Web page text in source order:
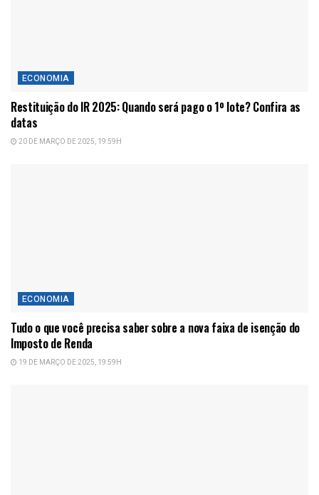
ECONOMIA
Restituição do IR 2025: Quando será pago o 1º lote? Confira as
datas
20 DE MARÇO DE 2025, 19:59H
ECONOMIA
Tudo o que você precisa saber sobre a nova faixa de isenção do
Imposto de Renda
19 DE MARÇO DE 2025, 19:59H